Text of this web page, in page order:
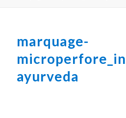
marquage-
ayurveda